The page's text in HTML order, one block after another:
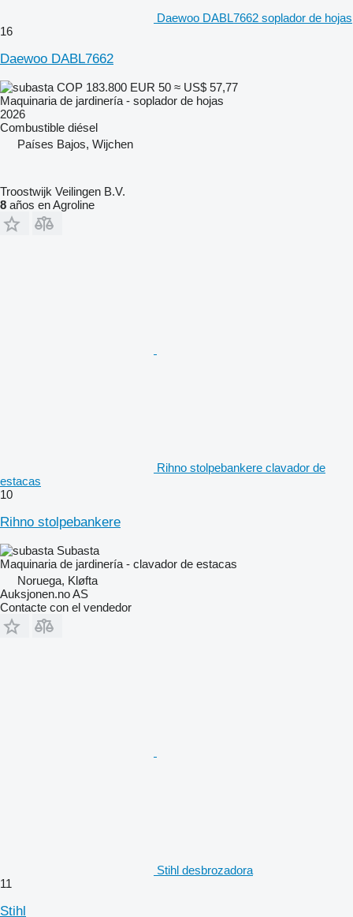
Daewoo DABL7662 soplador de hojas
16
Daewoo DABL7662
COP 183.800 EUR 50 ≈ US$ 57,77
Maquinaria de jardinería - soplador de hojas
2026
Combustible diésel
Países Bajos, Wijchen
Troostwijk Veilingen B.V.
8 años en Agroline
Rihno stolpebankere clavador de
estacas
10
Rihno stolpebankere
Subasta
Maquinaria de jardinería - clavador de estacas
Noruega, Kløfta
Auksjonen.no AS
Contacte con el vendedor
Stihl desbrozadora
11
Stihl